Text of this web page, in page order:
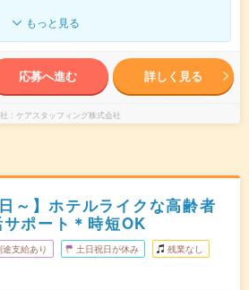
もっと見る
応募へ進む 詳しく見る
ケアスタッフィング株式会社
～】ホテルライクな高齢者
ポート＊時短OK
途支給あり 土日祝日が休み 残業なし